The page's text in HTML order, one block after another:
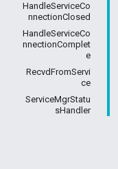
HandleServiceCo
nnectionClosed
HandleServiceCo
nnectionComplet
e
RecvdFromServi
ce
ServiceMgrStatu
sHandler